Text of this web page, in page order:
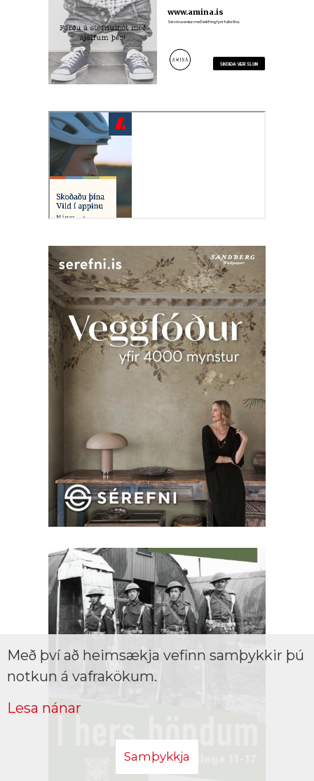
Með því að heimsækja vefinn samþykkir þú
notkun á vafrakökum.
Lesa nánar
Samþykkja